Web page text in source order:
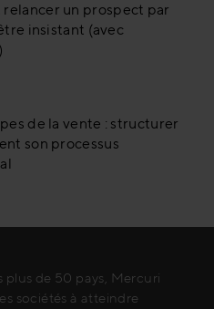
un prospect par
insistant (avec
de la vente : structurer
son processus
plus de 50 pays, Mercuri
sociétés à atteindre